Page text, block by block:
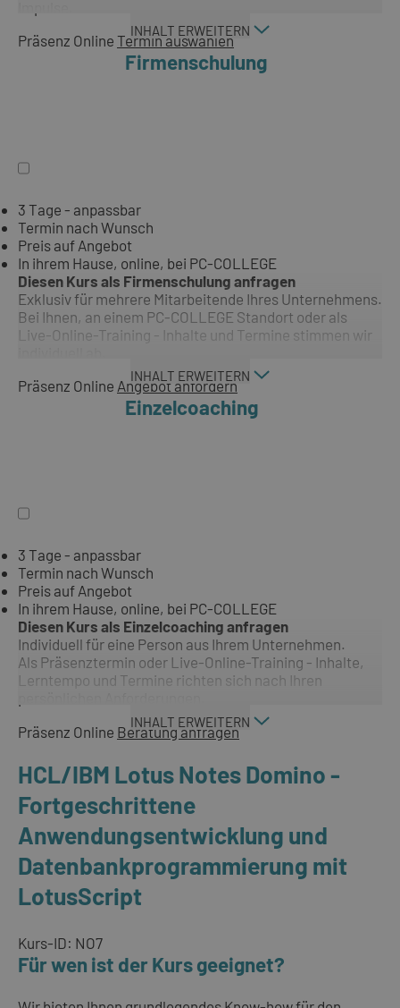
INHALT ERWEITERN
Präsenz Online Termin auswählen
Firmenschulung
3 Tage - anpassbar
Termin nach Wunsch
Preis auf Angebot
In ihrem Hause, online, bei PC-COLLEGE
Diesen Kurs als Firmenschulung anfragen
Exklusiv für mehrere Mitarbeitende Ihres Unternehmens.
Bei Ihnen, an einem PC-COLLEGE Standort oder als
Live-Online-Training - Inhalte und Termine stimmen wir
INHALT ERWEITERN
Präsenz Online Angebot anfordern
Einzelcoaching
3 Tage - anpassbar
Termin nach Wunsch
Preis auf Angebot
In ihrem Hause, online, bei PC-COLLEGE
Diesen Kurs als Einzelcoaching anfragen
Individuell für eine Person aus Ihrem Unternehmen.
Als Präsenztermin oder Live-Online-Training - Inhalte,
Lerntempo und Termine richten sich nach Ihren
INHALT ERWEITERN
Präsenz Online Beratung anfragen
HCL/IBM Lotus Notes Domino -
Fortgeschrittene
Anwendungsentwicklung und
Datenbankprogrammierung mit
LotusScript
Kurs-ID: NO7
Für wen ist der Kurs geeignet?